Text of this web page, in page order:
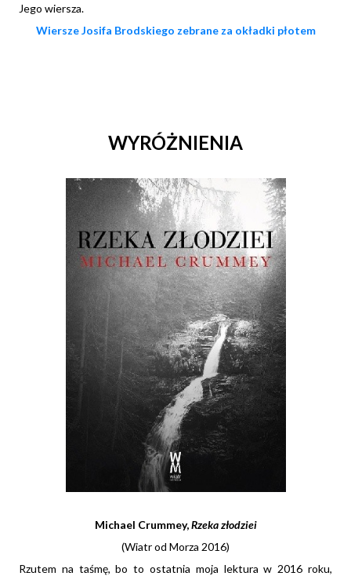
Jego wiersza.
Wiersze Josifa Brodskiego zebrane za okładki płotem
WYRÓŻNIENIA
Michael Crummey,Rzeka złodziei
(Wiatr od Morza 2016)
Rzutem na taśmę, bo to ostatnia moja lektura w 2016 roku,